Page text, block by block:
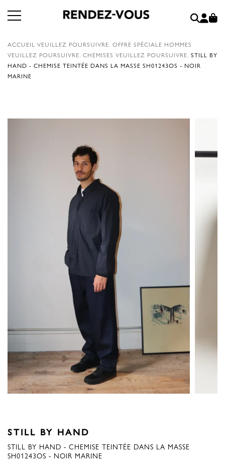
ACCUEIL VEUILLEZ POURSUIVRE. OFFRE SPÉCIALE HOMMES
VEUILLEZ POURSUIVRE. CHEMISES VEUILLEZ POURSUIVRE. STILL BY
HAND - CHEMISE TEINTÉE DANS LA MASSE SH01243OS - NOIR
MARINE
STILL BY HAND
STILL BY HAND - CHEMISE TEINTÉE DANS LA MASSE
SH01243OS - NOIR MARINE